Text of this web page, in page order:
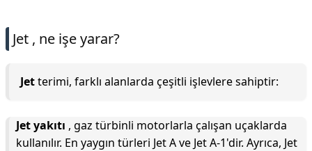
Jet , ne işe yarar?
Jetterimi, farklı alanlarda çeşitli işlevlere sahiptir:
Jet yakıtı , gaz türbinli motorlarla çalışan uçaklarda
kullanılır. En yaygın türleri Jet A ve Jet A-1'dir. Ayrıca, Jet